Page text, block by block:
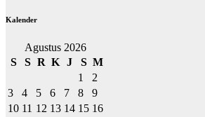
Kalender
Agustus 2026
S
S R K J S M
1
2
3
4 5 6 7 8
9
10 11 12 13 14 15 16